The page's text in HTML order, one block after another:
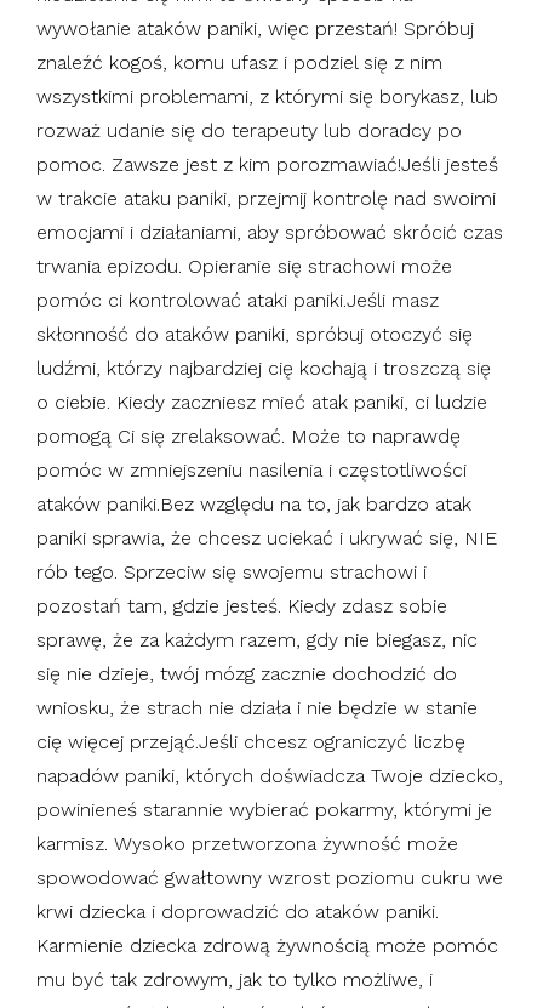
wywołanie ataków paniki, więc przestań! Spróbuj
znaleźć kogoś, komu ufasz i podziel się z nim
wszystkimi problemami, z którymi się borykasz, lub
rozważ udanie się do terapeuty lub doradcy po
pomoc. Zawsze jest z kim porozmawiać!Jeśli jesteś
w trakcie ataku paniki, przejmij kontrolę nad swoimi
emocjami i działaniami, aby spróbować skrócić czas
trwania epizodu. Opieranie się strachowi może
pomóc ci kontrolować ataki paniki.Jeśli masz
skłonność do ataków paniki, spróbuj otoczyć się
ludźmi, którzy najbardziej cię kochają i troszczą się
o ciebie. Kiedy zaczniesz mieć atak paniki, ci ludzie
pomogą Ci się zrelaksować. Może to naprawdę
pomóc w zmniejszeniu nasilenia i częstotliwości
ataków paniki.Bez względu na to, jak bardzo atak
paniki sprawia, że ​​chcesz uciekać i ukrywać się, NIE
rób tego. Sprzeciw się swojemu strachowi i
pozostań tam, gdzie jesteś. Kiedy zdasz sobie
sprawę, że za każdym razem, gdy nie biegasz, nic
się nie dzieje, twój mózg zacznie dochodzić do
wniosku, że strach nie działa i nie będzie w stanie
cię więcej przejąć.Jeśli chcesz ograniczyć liczbę
napadów paniki, których doświadcza Twoje dziecko,
powinieneś starannie wybierać pokarmy, którymi je
karmisz. Wysoko przetworzona żywność może
spowodować gwałtowny wzrost poziomu cukru we
krwi dziecka i doprowadzić do ataków paniki.
Karmienie dziecka zdrową żywnością może pomóc
mu być tak zdrowym, jak to tylko możliwe, i